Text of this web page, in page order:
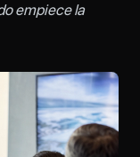
empiece la